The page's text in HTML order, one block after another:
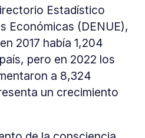
Estadístico
Económicas (DENUE),
2017 había 1,204
pero en 2022 los
a 8,324
un crecimiento